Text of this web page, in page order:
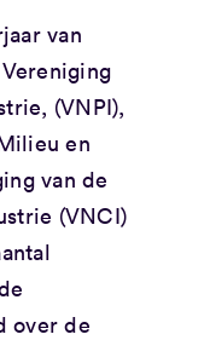
van
(VNPI),
en
van de
(VNCI)
over de